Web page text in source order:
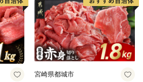
宮崎県都城市